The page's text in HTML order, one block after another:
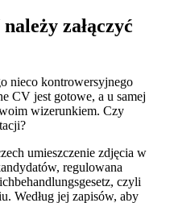
załączyć
nieco kontrowersyjnego
CV jest gotowe, a u samej
wizerunkiem. Czy
umieszczenie zdjęcia w
regulowana
czyli
Według jej zapisów, aby